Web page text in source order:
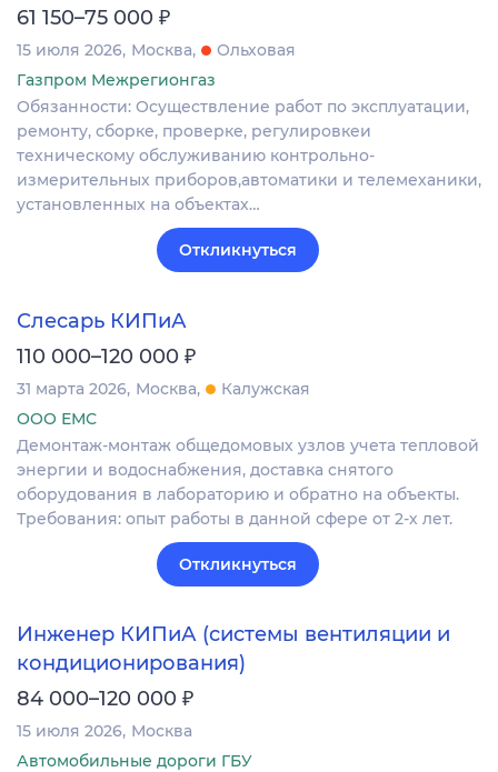
61 150–75 000 ₽
15 июля 2026 Москва
Ольховая
Газпром Межрегионгаз
Обязанности: Осуществление работ по эксплуатации,
ремонту, сборке, проверке, регулировкеи
техническому обслуживанию контрольно-
измерительных приборов,автоматики и телемеханики,
установленных на объектах…
Откликнуться
Слесарь КИПиА
110 000–120 000 ₽
31 марта 2026 Москва
Калужская
ООО ЕМС
Демонтаж-монтаж общедомовых узлов учета тепловой
энергии и водоснабжения, доставка снятого
оборудования в лабораторию и обратно на объекты.
Требования: опыт работы в данной сфере от 2-х лет.
Откликнуться
Инженер КИПиА (системы вентиляции и
кондиционирования)
84 000–120 000 ₽
15 июля 2026 Москва
Автомобильные дороги ГБУ